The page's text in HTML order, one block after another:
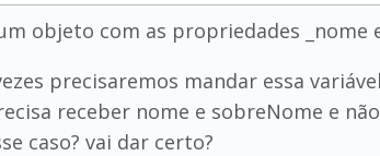
objeto com as propriedades _nome
precisaremos mandar essa
receber nome e sobreNome e
caso? vai dar certo?